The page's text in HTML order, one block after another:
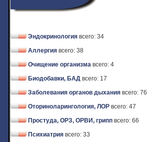
Эндокринология всего: 34
Аллергия всего: 38
Очищение организма всего: 4
Биодобавки, БАД всего: 17
Заболевания органов дыхания всего: 76
Оториноларингология, ЛОР всего: 47
Простуда, ОРЗ, ОРВИ, грипп всего: 66
Психиатрия всего: 33